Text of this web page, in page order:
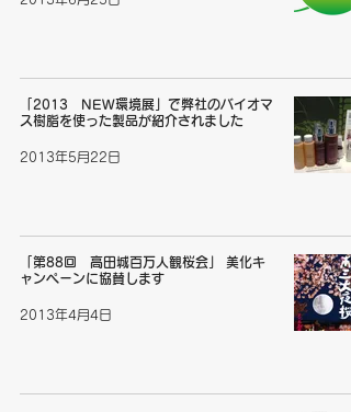
「2013 NEW環境展」で弊社のバイオマ
ス樹脂を使った製品が紹介されました
2013年5月22日
「第88回 高田城百万人観桜会」 美化キ
ャンペーンに協賛します
2013年4月4日